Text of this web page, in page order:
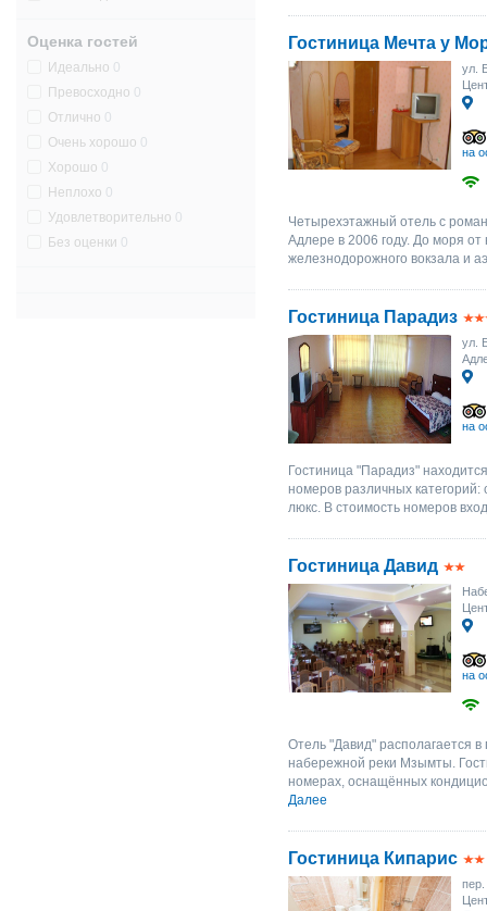
Оценка гостей
Идеально 0
Превосходно 0
Отлично 0
Очень хорошо 0
Хорошо 0
Неплохо 0
Удовлетворительно 0
Без оценки 0
Гостиница Мечта у
ул.
на
Четырехэтажный отель с
Адлере в 2006 году. До моря
железнодорожного вокзала и
Гостиница Парадиз
ул.
на
Гостиница "Парадиз"
номеров различных
люкс. В стоимость номеров
Гостиница Давид
на
Отель "Давид" располагается
набережной реки Мзымты.
номерах, оснащённых
Далее
Гостиница Кипарис
пер.